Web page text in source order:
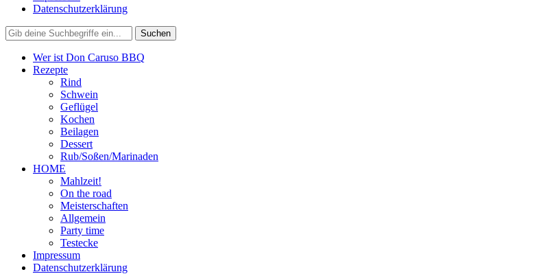
Datenschutzerklärung
Wer ist Don Caruso BBQ
Rezepte
Rind
Schwein
Geflügel
Kochen
Beilagen
Dessert
Rub/Soßen/Marinaden
HOME
Mahlzeit!
On the road
Meisterschaften
Allgemein
Party time
Testecke
Impressum
Datenschutzerklärung